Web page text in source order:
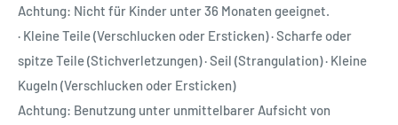
Achtung: Nicht für Kinder unter 36 Monaten geeignet.
· Kleine Teile (Verschlucken oder Ersticken) · Scharfe oder
spitze Teile (Stichverletzungen) · Seil (Strangulation) · Kleine
Kugeln (Verschlucken oder Ersticken)
Achtung: Benutzung unter unmittelbarer Aufsicht von